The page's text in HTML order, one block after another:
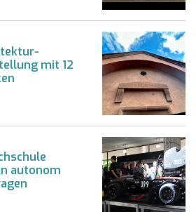
mit 12
autonom